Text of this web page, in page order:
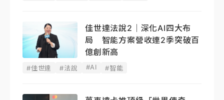
佳世達法說2｜深化AI四大布
局 智能方案營收連2季突破百
億創新高
#佳世達 #法說 #AI #智能